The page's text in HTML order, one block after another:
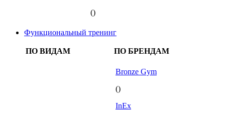
()
Функциональный тренинг
ПО ВИДАМ ПО БРЕНДАМ
Bronze Gym
()
InEx